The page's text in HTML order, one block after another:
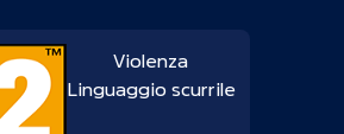
Violenza
Linguaggio scurrile